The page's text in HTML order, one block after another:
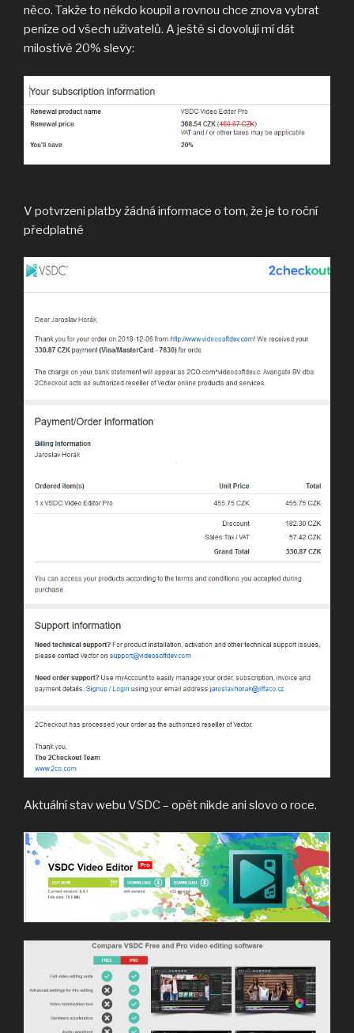
něco. Takže to někdo koupil a rovnou chce znova vybrat
peníze od všech uživatelů. A ještě si dovolují mí dát
milostivě 20% slevy:
V potvrzeni platby žádná informace o tom, že je to roční
předplatné
Aktuální stav webu VSDC – opět nikde ani slovo o roce.